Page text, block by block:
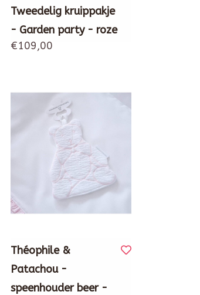
Tweedelig kruippakje
- Garden party - roze
€109,00
Théophile &
Patachou -
speenhouder beer -